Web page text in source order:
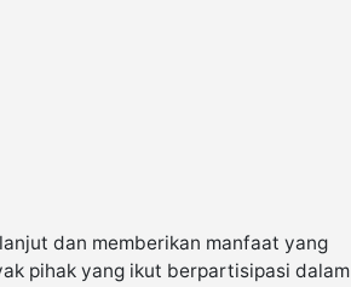
dan memberikan manfaat yang
pihak yang ikut berpartisipasi dalam